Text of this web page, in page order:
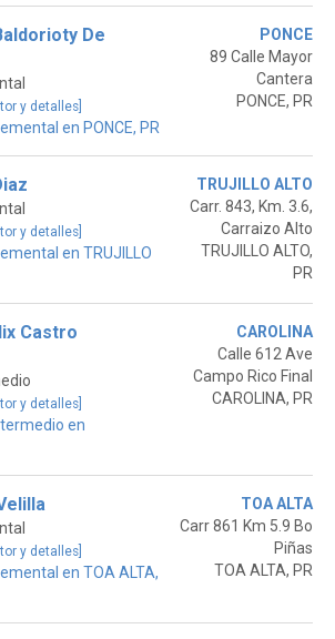
De
y detalles]
en PONCE, PR
PONCE
89 Calle Mayor
Cantera
PONCE, PR
y detalles]
en TRUJILLO
TRUJILLO ALTO
Carr. 843, Km. 3.6,
Carraizo Alto
TRUJILLO ALTO,
PR
Castro
y detalles]
en
CAROLINA
Calle 612 Ave
Campo Rico Final
CAROLINA, PR
y detalles]
en TOA ALTA,
TOA ALTA
Carr 861 Km 5.9 Bo
Piñas
TOA ALTA, PR